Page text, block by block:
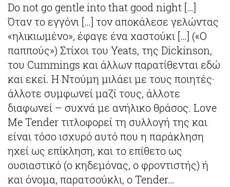
Do not go gentle into that good night […]
Όταν το εγγόνι […] τον αποκάλεσε γελώντας
«ηλικιωμένο», έφαγε ένα χαστούκι […] («Ο
παππούς») Στίχοι του Yeats, της Dickinson,
του Cummings και άλλων παρατίθενται εδώ
και εκεί. Η Ντούμη μιλάει με τους ποιητές·
άλλοτε συμφωνεί μαζί τους, άλλοτε
διαφωνεί – συχνά με ανήλικο θράσος. Love
Me Tender τιτλοφορεί τη συλλογή της και
είναι τόσο ισχυρό αυτό που η παράκληση
ηχεί ως επίκληση, και το επίθετο ως
ουσιαστικό (ο κηδεμόνας, ο φροντιστής) ή
και όνομα, παρατσούκλι, ο Tender…